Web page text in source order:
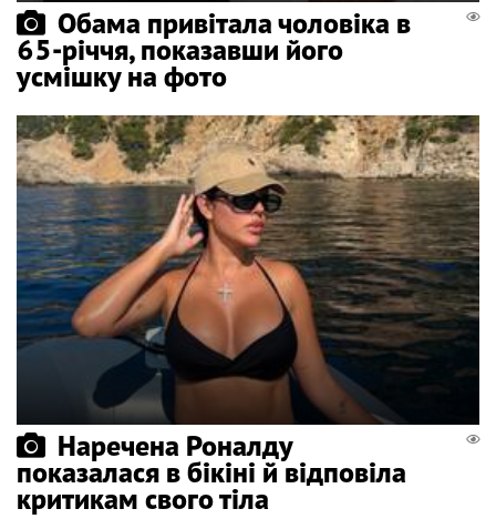
Обама привітала чоловіка в
65-річчя, показавши його
усмішку на фото
Наречена Роналду
показалася в бікіні й відповіла
критикам свого тіла